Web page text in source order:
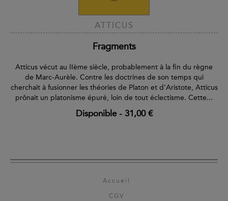
ATTICUS
Fragments
Atticus vécut au IIème siècle, probablement à la fin du règne
de Marc-Aurèle. Contre les doctrines de son temps qui
cherchait à fusionner les théories de Platon et d'Aristote, Atticus
prônait un platonisme épuré, loin de tout éclectisme. Cette...
Disponible- 31,00 €
Accueil
CGV